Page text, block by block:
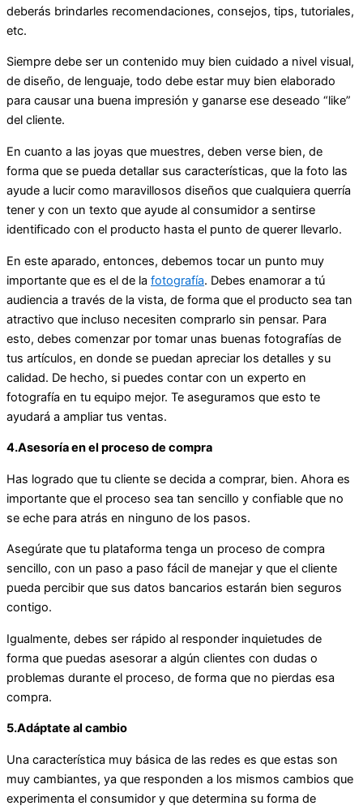
deberás brindarles recomendaciones, consejos, tips, tutoriales,
etc.
Siempre debe ser un contenido muy bien cuidado a nivel visual,
de diseño, de lenguaje, todo debe estar muy bien elaborado
para causar una buena impresión y ganarse ese deseado “like”
del cliente.
En cuanto a las joyas que muestres, deben verse bien, de
forma que se pueda detallar sus características, que la foto las
ayude a lucir como maravillosos diseños que cualquiera querría
tener y con un texto que ayude al consumidor a sentirse
identificado con el producto hasta el punto de querer llevarlo.
En este aparado, entonces, debemos tocar un punto muy
importante que es el de la fotografía. Debes enamorar a tú
audiencia a través de la vista, de forma que el producto sea tan
atractivo que incluso necesiten comprarlo sin pensar. Para
esto, debes comenzar por tomar unas buenas fotografías de
tus artículos, en donde se puedan apreciar los detalles y su
calidad. De hecho, si puedes contar con un experto en
fotografía en tu equipo mejor. Te aseguramos que esto te
ayudará a ampliar tus ventas.
4.Asesoría en el proceso de compra
Has logrado que tu cliente se decida a comprar, bien. Ahora es
importante que el proceso sea tan sencillo y confiable que no
se eche para atrás en ninguno de los pasos.
Asegúrate que tu plataforma tenga un proceso de compra
sencillo, con un paso a paso fácil de manejar y que el cliente
pueda percibir que sus datos bancarios estarán bien seguros
contigo.
Igualmente, debes ser rápido al responder inquietudes de
forma que puedas asesorar a algún clientes con dudas o
problemas durante el proceso, de forma que no pierdas esa
compra.
5.Adáptate al cambio
Una característica muy básica de las redes es que estas son
muy cambiantes, ya que responden a los mismos cambios que
experimenta el consumidor y que determina su forma de